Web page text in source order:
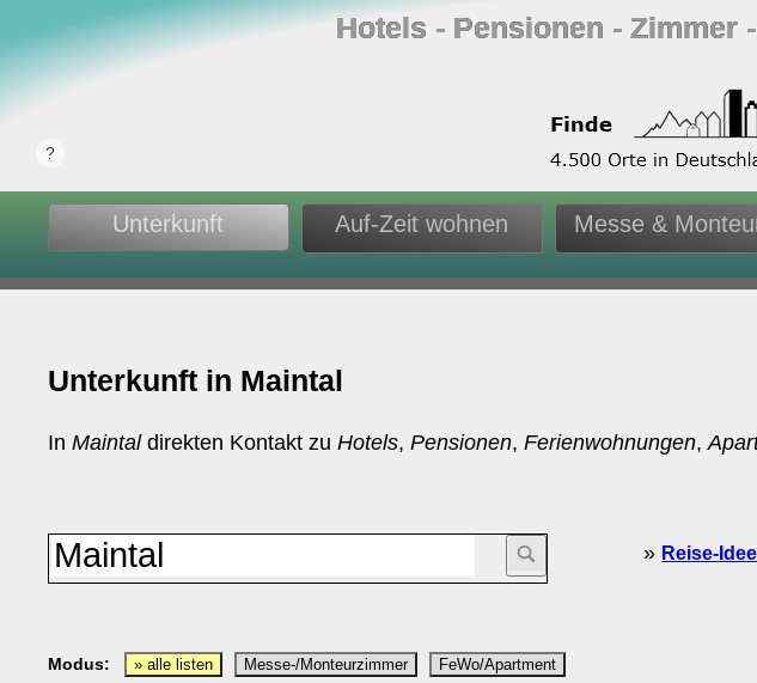
Hotels ‐ Pensionen ‐
Unterkunft Auf-Zeit wohnen Messe &
Unterkunft in Maintal
InMaintaldirekten Kontakt zuHotels,Pensionen,Ferienwohnungen,
» Reise-
Modus: » alle listen Messe-/Monteurzimmer FeWo/Apartment